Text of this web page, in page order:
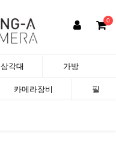
0
삼각대 가방
카메라장비
필